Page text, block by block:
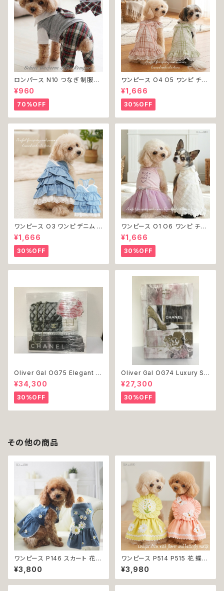
ロンパース N10 つなぎ 制服風
チェック柄 グレー 灰色 コスチュ
ーム コスプレ ドッグウェア dog
犬 猫 ペット 服 犬服 洋服 オシ
ャレ かわいい 小型犬 返品交換
不可
¥960
70%OFF
ワンピース O4 O5 ワンピ チェ
ック プリーツ レース 女の子 犬
犬服 小型 猫 服 洋服 ペット do
g ドッグウェア おしゃれ かわい
い 返品交換不可
¥1,666
30%OFF
ワンピース O3 ワンピ デニム プ
リーツ レース 女の子 犬 犬服
小型 猫 服 洋服 ペット dog ド
ッグウェア おしゃれ かわいい 返
品交換不可
¥1,666
30%OFF
ワンピース O1 O6 ワンピ チュ
ール レース 花 フラワー 女の子
犬 犬服 小型 猫 服 洋服 ペット
dog ドッグウェア おしゃれ かわ
いい 返品交換不可
¥1,666
30%OFF
Oliver Gal OG75 Elegant E
ssentials Paris 絵 アート イ
ンテリア お祝い 贈り物 プレゼ
ント 結婚 新築 開店 周年 バー
スデイ 誕生日 ご褒美
¥34,300
30%OFF
Oliver Gal OG74 Luxury St
acked Shoes Rose Giftbo
x 絵 アート インテリア お祝い
贈り物 プレゼント 結婚 新築 開
店 周年 バースデイ 誕生日 ご褒
美
¥27,300
30%OFF
その他の商品
ワンピース P146 スカート 花
ジャンスカ ドッグウエア ドック
ウェア 犬 猫 犬の服 猫の服 do
g ペット 服 小型犬 かわいい お
¥3,800
ワンピース P514 P515 花 蝶
ハンドメイド ピンク イエローグ
リーン レース ドッグウェア 春夏
ドッグウエア ドッグ ウェア 犬 猫
¥3,980